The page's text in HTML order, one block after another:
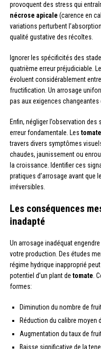
provoquent des stress qui
nécrose apicale (carence en
variations perturbent
qualité gustative des récoltes.
Ignorer les spécificités des
quatrième erreur préjudiciable.
évoluent considérablement
fructification. Un arrosage
pas aux exigences changeantes
Enfin, négliger l’observation
erreur fondamentale. Les
travers divers symptômes
chaudes, jaunissement ou
la croissance. Identifier ces
pratiques d’arrosage avant que
irréversibles.
Les conséquences
inadapté
Un arrosage inadéquat
votre production. Des études
régime hydrique inapproprié
potentiel d’un plant de tomate.
formes:
Diminution du nombre de
Réduction du calibre moyen
Augmentation du taux de
Baisse significative de la